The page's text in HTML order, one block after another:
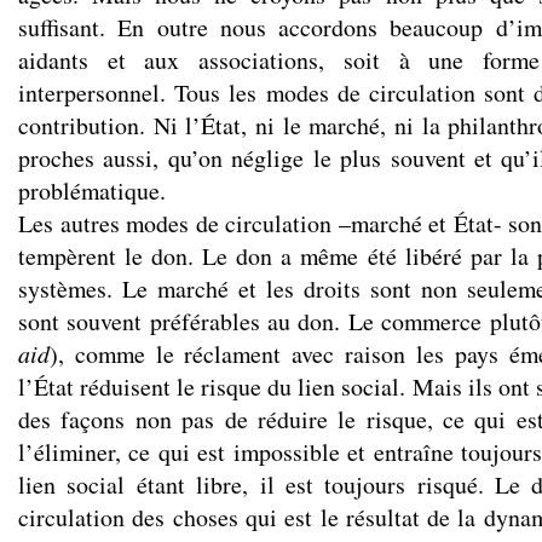
suffisant. En outre nous accordons beaucoup
aidants et aux associations, soit à une
interpersonnel. Tous les modes de circulation sont
contribution. Ni l’État, ni le marché, ni la
proches aussi, qu’on néglige le plus souvent et
problématique.
Les autres modes de circulation –marché et État-
tempèrent le don. Le don a même été libéré par la
systèmes. Le marché et les droits sont non
sont souvent préférables au don. Le commerce
aid), comme le réclament avec raison les pays
l’État réduisent le risque du lien social. Mais ils ont
des façons non pas de réduire le risque, ce qui
l’éliminer, ce qui est impossible et entraîne
lien social étant libre, il est toujours risqué. Le
circulation des choses qui est le résultat de la